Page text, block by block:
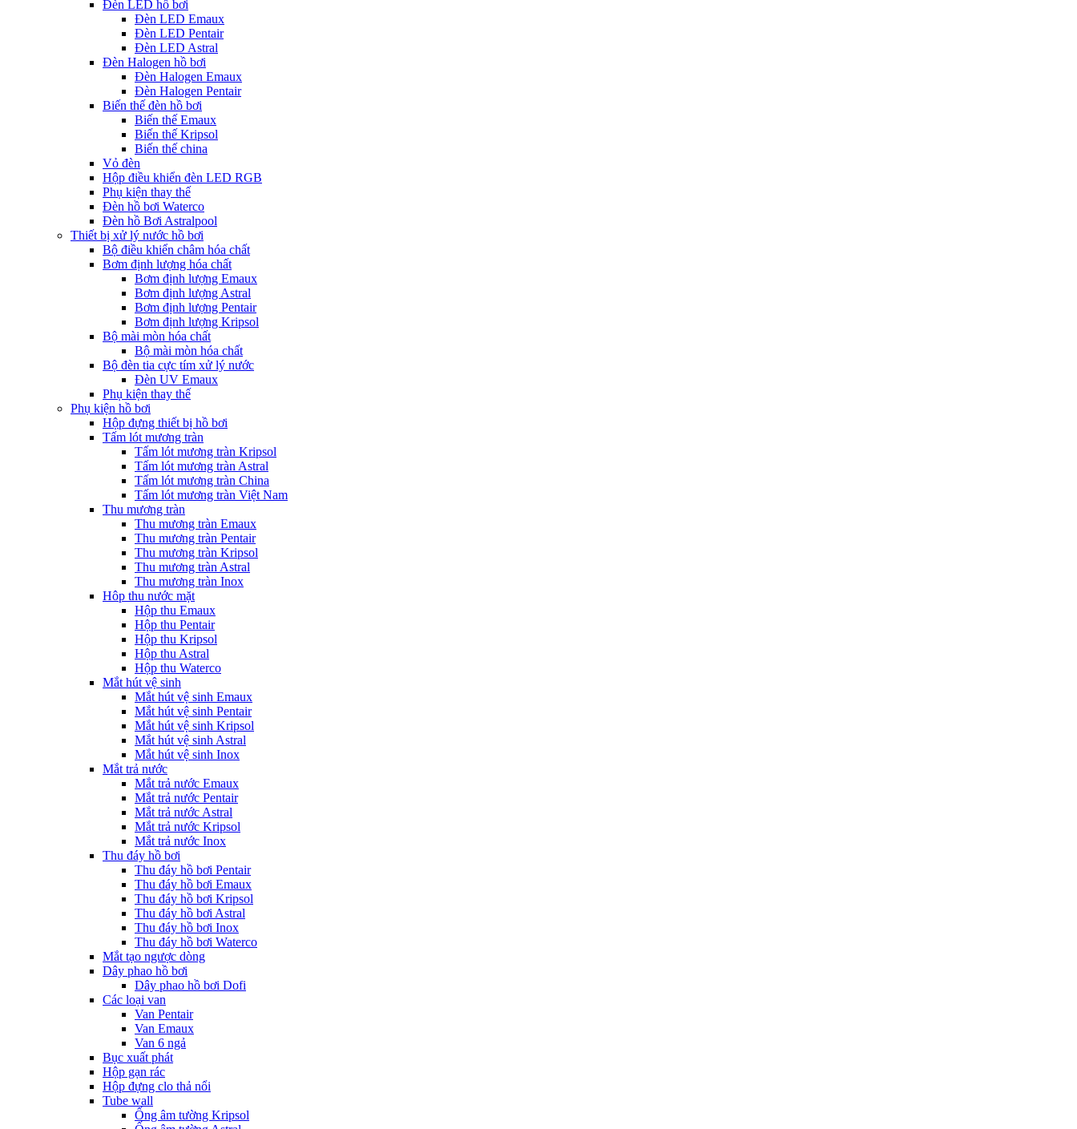
Đèn LED hồ bơi
Đèn LED Emaux
Đèn LED Pentair
Đèn LED Astral
Đèn Halogen hồ bơi
Đèn Halogen Emaux
Đèn Halogen Pentair
Biến thế đèn hồ bơi
Biến thế Emaux
Biến thế Kripsol
Biến thế china
Vỏ đèn
Hộp điều khiển đèn LED RGB
Phụ kiện thay thế
Đèn hồ bơi Waterco
Đèn hồ Bơi Astralpool
Thiết bị xử lý nước hồ bơi
Bộ điều khiển châm hóa chất
Bơm định lượng hóa chất
Bơm định lượng Emaux
Bơm định lượng Astral
Bơm định lượng Pentair
Bơm định lượng Kripsol
Bộ mài mòn hóa chất
Bộ mài mòn hóa chất
Bộ đèn tia cực tím xử lý nước
Đèn UV Emaux
Phụ kiện thay thế
Phụ kiện hồ bơi
Hộp đựng thiết bị hồ bơi
Tấm lót mương tràn
Tấm lót mương tràn Kripsol
Tấm lót mương tràn Astral
Tấm lót mương tràn China
Tấm lót mương tràn Việt Nam
Thu mương tràn
Thu mương tràn Emaux
Thu mương tràn Pentair
Thu mương tràn Kripsol
Thu mương tràn Astral
Thu mương tràn Inox
Hôp thu nước mặt
Hộp thu Emaux
Hộp thu Pentair
Hộp thu Kripsol
Hộp thu Astral
Hộp thu Waterco
Mắt hút vệ sinh
Mắt hút vệ sinh Emaux
Mắt hút vệ sinh Pentair
Mắt hút vệ sinh Kripsol
Mắt hút vệ sinh Astral
Mắt hút vệ sinh Inox
Mắt trả nước
Mắt trả nước Emaux
Mắt trả nước Pentair
Mắt trả nước Astral
Mắt trả nước Kripsol
Mắt trả nước Inox
Thu đáy hồ bơi
Thu đáy hồ bơi Pentair
Thu đáy hồ bơi Emaux
Thu đáy hồ bơi Kripsol
Thu đáy hồ bơi Astral
Thu đáy hồ bơi Inox
Thu đáy hồ bơi Waterco
Mắt tạo ngược dòng
Dây phao hồ bơi
Dây phao hồ bơi Dofi
Các loại van
Van Pentair
Van Emaux
Van 6 ngả
Bục xuất phát
Hộp gạn rác
Hộp đựng clo thả nổi
Tube wall
Ống âm tường Kripsol